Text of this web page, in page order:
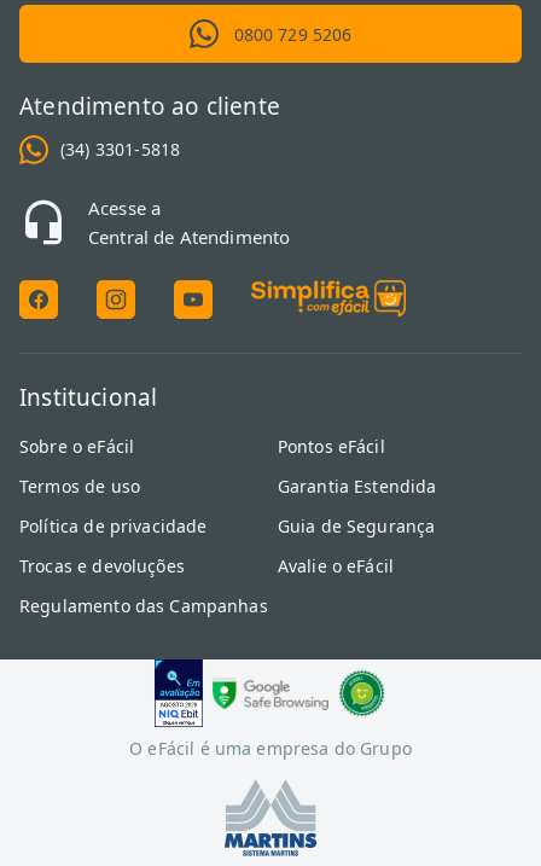
0800 729 5206
Atendimento ao cliente
(34) 3301-5818
Acesse a
Central de Atendimento
Institucional
Sobre o eFácil
Termos de uso
Política de privacidade
Trocas e devoluções
Regulamento das Campanhas
Pontos eFácil
Garantia Estendida
Guia de Segurança
Avalie o eFácil
O eFácil é uma empresa do Grupo